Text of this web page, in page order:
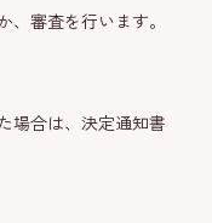
審査を行います。
場合は、決定通知書